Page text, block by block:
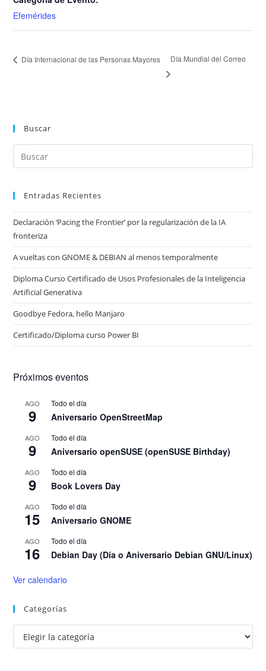
Efemérides
Día Internacional de las Personas Mayores Día Mundial del Correo
Buscar
Entradas Recientes
Declaración ‘Pacing the Frontier’ por la regularización de la IA
fronteriza
A vueltas con GNOME & DEBIAN al menos temporalmente
Diploma Curso Certificado de Usos Profesionales de la Inteligencia
Artificial Generativa
Goodbye Fedora, hello Manjaro
Certificado/Diploma curso Power BI
Próximos eventos
AGO
9
Todo el día
Aniversario OpenStreetMap
AGO
9
Todo el día
Aniversario openSUSE (openSUSE Birthday)
AGO
9
Todo el día
Book Lovers Day
AGO
15
Todo el día
Aniversario GNOME
AGO
16
Todo el día
Debian Day (Día o Aniversario Debian GNU/Linux)
Ver calendario
Categorías
Categorías